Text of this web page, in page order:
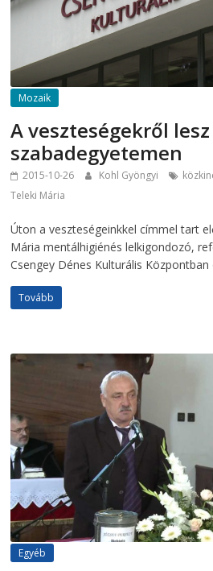
Mozaik
A veszteségekről lesz
szabadegyetemen
2015-10-26 Kohl Gyöngyi
Teleki Mária
Úton a veszteségeinkkel címmel tart
Mária mentálhigiénés lelkigondozó,
Csengey Dénes Kulturális
Tovább
Egyéb